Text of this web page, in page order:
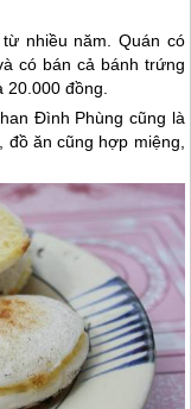
nhiều năm. Quán có
có bán cả bánh trứng
đồng.
Đình Phùng cũng là
ăn cũng hợp miệng,